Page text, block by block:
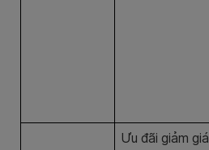
Ưu đãi giảm giá